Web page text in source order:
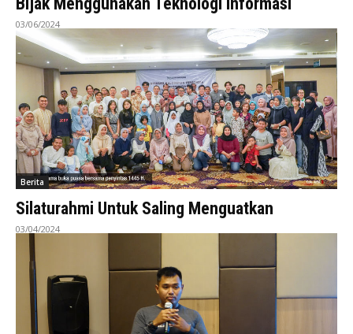
03/06/2024
Berita
Silaturahmi Untuk Saling Menguatkan
03/04/2024